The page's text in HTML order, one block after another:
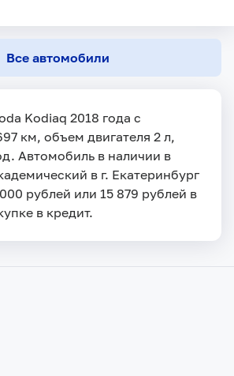
Все автомобили
Kodiaq 2018 года с
км, объем двигателя 2 л,
Автомобиль в наличии в
в г. Екатеринбург
рублей или 15 879 рублей в
в кредит.